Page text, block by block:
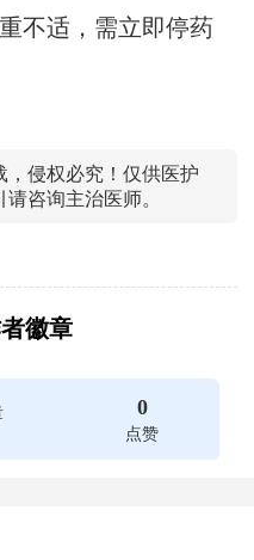
不适，需立即停药
，侵权必究！仅供医护
咨询主治医师。
0
点赞